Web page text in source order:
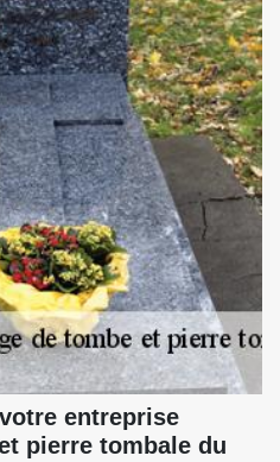
entreprise
pierre tombale du